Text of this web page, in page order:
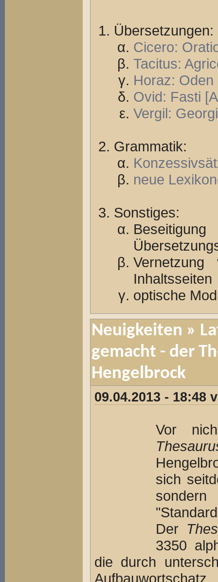
Übersetzungen:
Cicero:
Tacitus:
Horaz:
Ovid: Fasti
Vergil:
Grammatik:
neue
Sonstiges:
Inhaltsseiten
optische
Neuigkeiten »
gemacht - der
Hengelbrock
09.04.2013 - 18:48
Vor
sich
Der
3350
die durch